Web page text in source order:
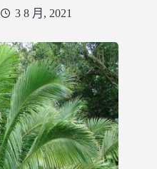
3 8 月, 2021